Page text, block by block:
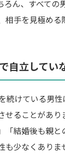
ろん、すべての
相手を見極める
自立してい
続けている男
せることがあ
「結婚後も親
も少なくありま